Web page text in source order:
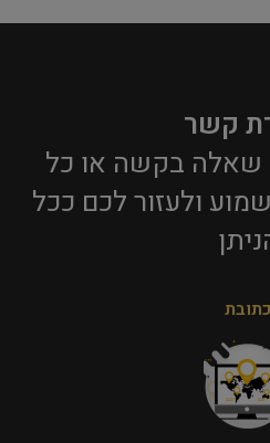
קשר
שאלה בקשה או כל
ולעזור לכם ככל
כתובת